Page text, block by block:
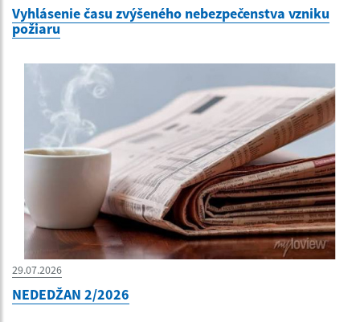
Vyhlásenie času zvýšeného nebezpečenstva vzniku
požiaru
29.07.2026
NEDEDŽAN 2/2026